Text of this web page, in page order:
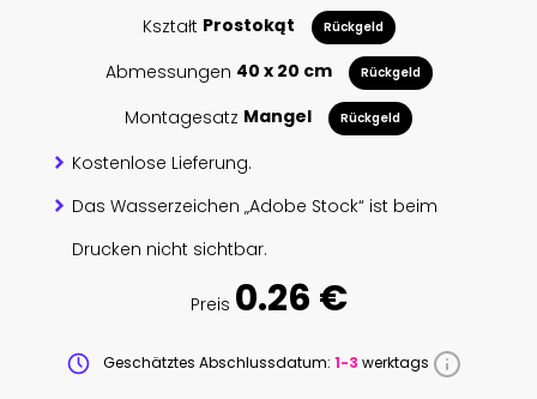
Kształt Prostokąt Rückgeld
Abmessungen 40 x 20 cm Rückgeld
Montagesatz Mangel Rückgeld
Kostenlose Lieferung.
Das Wasserzeichen „Adobe Stock“ ist beim
Drucken nicht sichtbar.
Preis 0.26 €
Geschätztes Abschlussdatum: 1-3 werktags